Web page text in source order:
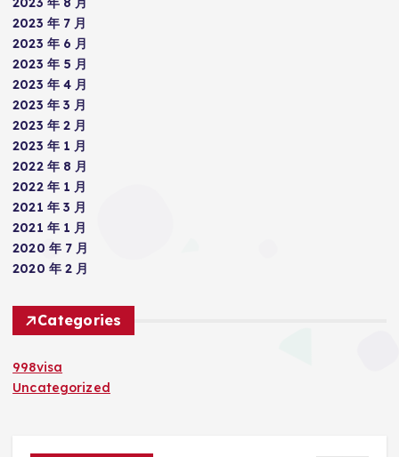
2023 年 7 月
2023 年 6 月
2023 年 5 月
2023 年 4 月
2023 年 3 月
2023 年 2 月
2023 年 1 月
2022 年 8 月
2022 年 1 月
2021 年 3 月
2021 年 1 月
2020 年 7 月
2020 年 2 月
Categories
998visa
Uncategorized